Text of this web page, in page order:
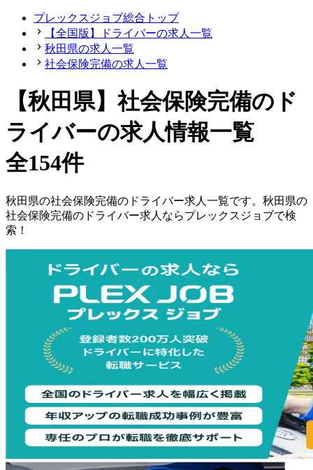
プレックスジョブ総合トップ
【全国版】ドライバーの求人一覧
秋田県の求人一覧
社会保険完備の求人一覧
【秋田県】社会保険完備のド
ライバーの求人情報一覧
全154件
秋田県の社会保険完備の ドライバー求人一覧です。 秋田県の
社会保険完備の ドライバー求人ならプレックスジョブで検
索！